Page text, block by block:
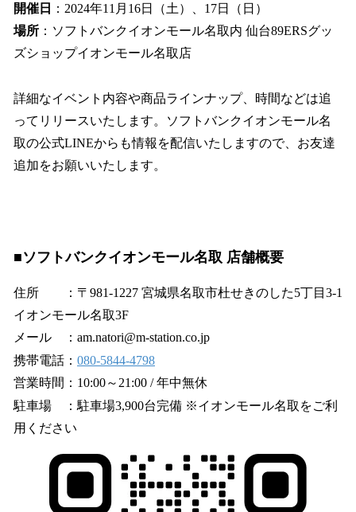
開催日
：2024年11月16日（土）、17日（日）
場所 ：ソフトバンクイオンモール名取内 仙台89ERSグッ
ズショップイオンモール名取店
詳細なイベント内容や商品ラインナップ、時間などは追
ってリリースいたします。ソフトバンクイオンモール名
取の公式LINEからも情報を配信いたしますので、お友達
追加をお願いいたします。
■ソフトバンクイオンモール名取 店舗概要
住所 ：〒981-1227 宮城県名取市杜せきのした5丁目3-1
イオンモール名取3F
メール ：am.natori@m-station.co.jp
携帯電話： 080-5844-4798
営業時間：10:00～21:00 / 年中無休
駐車場 ：駐車場3,900台完備 ※イオンモール名取をご利
用ください